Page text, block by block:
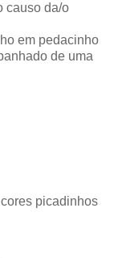
causo da/o
em pedacinho
de uma
picadinhos